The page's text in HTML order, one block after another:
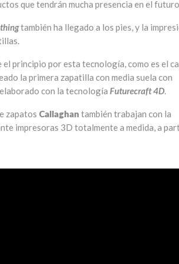
que tendrán mucha presencia en el
también ha llegado a los pies, y la
principio por esta tecnología, como es el
la primera zapatilla con media suela con
con la tecnología Futurecraft 4D.
zapatos Callaghan también trabajan con la
impresoras 3D totalmente a medida, a